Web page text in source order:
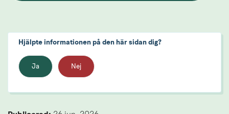
Hjälpte informationen på den här sidan dig?
Ja Nej